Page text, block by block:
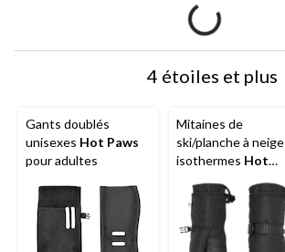
4 étoiles et plus
Gants doublés
unisexes Hot Paws
pour adultes
Mitaines de
ski/planche à neige
isothermes Hot